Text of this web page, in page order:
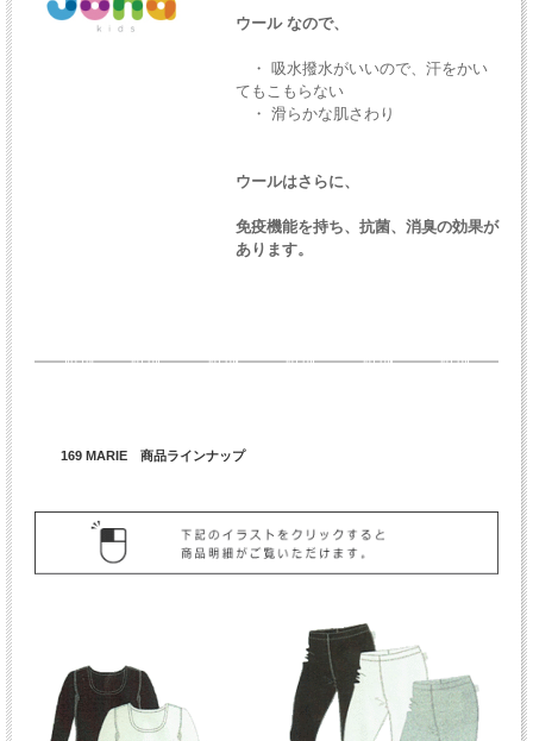
ウール なので、
・ 吸水撥水がいいので、汗をかい
てもこもらない
・ 滑らかな肌さわり
ウールはさらに、
免疫機能を持ち、抗菌、消臭の効果が
あります。
169 MARIE 商品ラインナップ